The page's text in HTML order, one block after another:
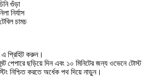
গুঁড়া
নির্যাস
চামচ
প্রিহিট করুন।
পেপারে ছড়িয়ে দিন এবং ১০ মিনিটের জন্য ওভেনে টোস্ট
নিশ্চিত করতে অর্ধেক পথ দিয়ে নাড়ুন।